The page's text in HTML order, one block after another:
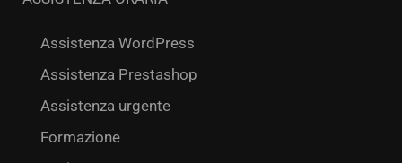
Assistenza WordPress
Assistenza Prestashop
Assistenza urgente
Formazione